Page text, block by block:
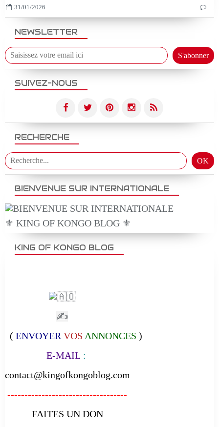
NEWSLETTER
SUIVEZ-NOUS
RECHERCHE
BIENVENUE SUR INTERNATIONALE
⚜️ KING OF KONGO BLOG ⚜️
31/01/2026 …
KING OF KONGO BLOG
✍
( ENVOYER VOS ANNONCES )
E-MAIL :
contact@kingofkongoblog.com
-----------------------------------
FAITES UN DON